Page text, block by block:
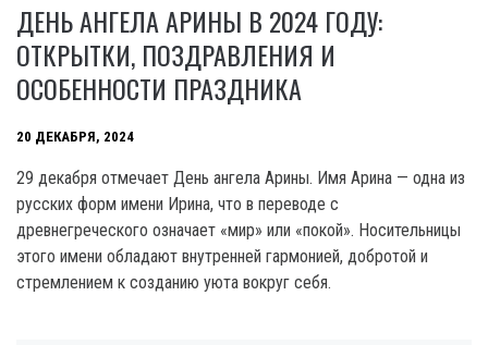
ДЕНЬ АНГЕЛА АРИНЫ В 2024 ГОДУ:
ОТКРЫТКИ, ПОЗДРАВЛЕНИЯ И
ОСОБЕННОСТИ ПРАЗДНИКА
20 ДЕКАБРЯ, 2024
29 декабря отмечает День ангела Арины. Имя Арина — одна из
русских форм имени Ирина, что в переводе с
древнегреческого означает «мир» или «покой». Носительницы
этого имени обладают внутренней гармонией, добротой и
стремлением к созданию уюта вокруг себя.